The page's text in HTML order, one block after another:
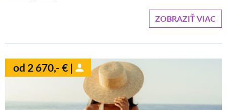
ZOBRAZIŤ VIAC
od 2 670,- € |